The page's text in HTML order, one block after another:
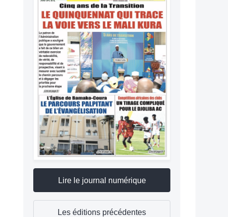
Lire le journal numérique
Les éditions précédentes